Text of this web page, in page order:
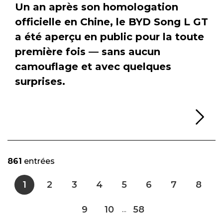
Un an après son homologation
officielle en Chine, le BYD Song L GT
a été aperçu en public pour la toute
première fois — sans aucun
camouflage et avec quelques
surprises.
861 entrées
1 2 3 4 5 6 7 8
9 10 ... 58